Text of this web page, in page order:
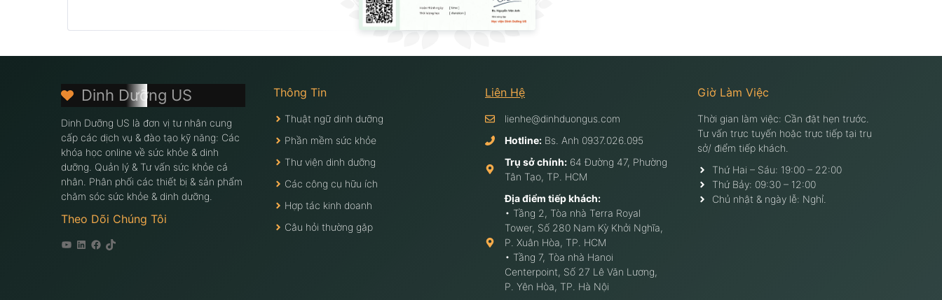
Dinh Dưỡng US
Dinh Dưỡng US là đơn vị tư nhân cung
cấp các dịch vụ & đào tạo kỹ năng: Các
khóa học online về sức khỏe & dinh
dưỡng. Quản lý & Tư vấn sức khỏe cá
nhân. Phân phối các thiết bị & sản phẩm
chăm sóc sức khỏe & dinh dưỡng.
Theo Dõi Chúng Tôi
Youtube
Linkedin
Facebook
Tiktok
Thông Tin
Thuật ngữ dinh dưỡng
Phần mềm sức khỏe
Thư viện dinh dưỡng
Các công cụ hữu ích
Hợp tác kinh doanh
Câu hỏi thường gặp
Liên Hệ
lienhe@dinhduongus.com
Hotline: Bs. Anh 0937.026.095
Trụ sở chính: 64 Đường 47, Phường
Tân Tạo, TP. HCM
Địa điểm tiếp khách:
• Tầng 2, Tòa nhà Terra Royal
Tower, Số 280 Nam Kỳ Khởi Nghĩa,
P. Xuân Hòa, TP. HCM
• Tầng 7, Tòa nhà Hanoi
Centerpoint, Số 27 Lê Văn Lương,
P. Yên Hòa, TP. Hà Nội
Giờ Làm Việc
Thời gian làm việc: Cần đặt hẹn trước.
Tư vấn trực tuyến hoặc trực tiếp tại trụ
sở/ điểm tiếp khách.
Thứ Hai – Sáu: 19:00 – 22:00
Thứ Bảy: 09:30 – 12:00
Chủ nhật & ngày lễ: Nghỉ.